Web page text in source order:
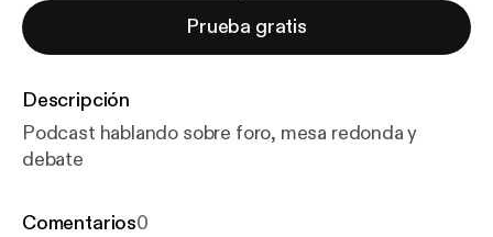
Prueba gratis
Descripción
Podcast hablando sobre foro, mesa redonda y
debate
Comentarios0